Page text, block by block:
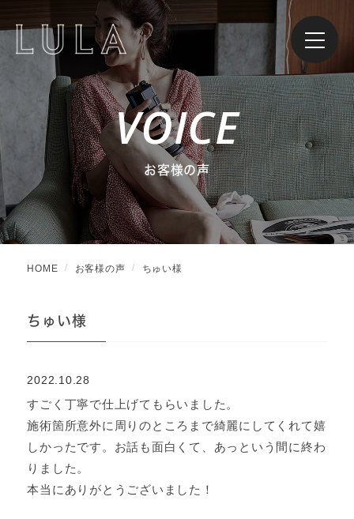
VOICE
お客様の声
HOME お客様の声 ちゅい様
ちゅい様
2022.10.28
すごく丁寧で仕上げてもらいました。
施術箇所意外に周りのところまで綺麗にしてくれて嬉
しかったです。お話も面白くて、あっという間に終わ
りました。
本当にありがとうございました！